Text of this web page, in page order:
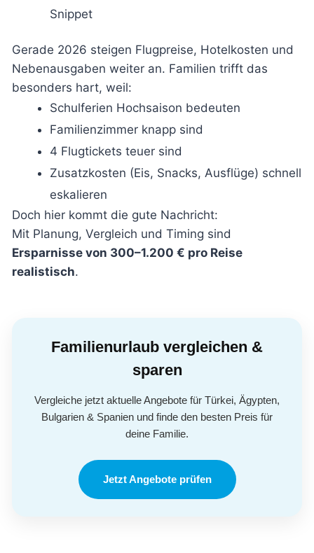
Snippet
Gerade 2026 steigen Flugpreise, Hotelkosten und
Nebenausgaben weiter an. Familien trifft das
besonders hart, weil:
Schulferien Hochsaison bedeuten
Familienzimmer knapp sind
4 Flugtickets teuer sind
Zusatzkosten (Eis, Snacks, Ausflüge) schnell
eskalieren
Doch hier kommt die gute Nachricht:
Mit Planung, Vergleich und Timing sind
Ersparnisse von 300–1.200 € pro Reise
realistisch.
Familienurlaub vergleichen &
sparen
Vergleiche jetzt aktuelle Angebote für Türkei, Ägypten,
Bulgarien & Spanien und finde den besten Preis für
deine Familie.
Jetzt Angebote prüfen